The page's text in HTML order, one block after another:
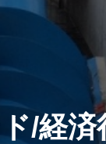
/経